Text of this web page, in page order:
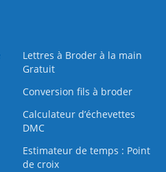
Lettres à Broder à la main
Gratuit
Conversion fils à broder
Calculateur d’échevettes
DMC
Estimateur de temps : Point
de croix